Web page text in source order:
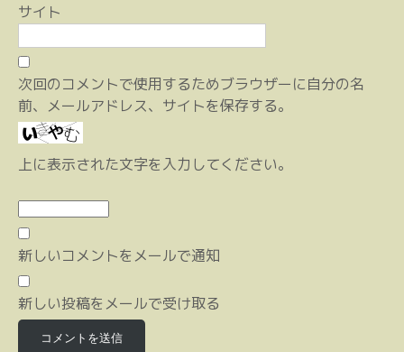
サイト
次回のコメントで使用するためブラウザーに自分の名
前、メールアドレス、サイトを保存する。
上に表示された文字を入力してください。
新しいコメントをメールで通知
新しい投稿をメールで受け取る